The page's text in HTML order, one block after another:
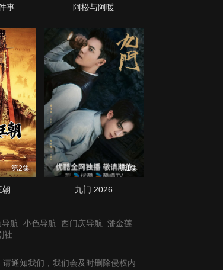
事 阿松与阿暖
第2集
朝
第1集
九门 2026
航 小色导航 西门庆导航 潘金莲
社
通知我们，我们会及时删除侵权内